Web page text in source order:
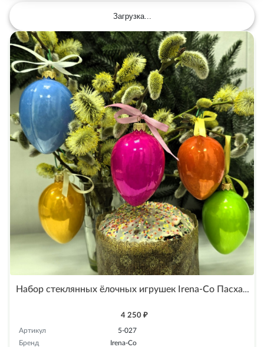
Загрузка...
Набор стеклянных ёлочных игрушек Irena-Co Пасхальные яйца
4 250 ₽
Артикул
5-027
Бренд
Irena-Co